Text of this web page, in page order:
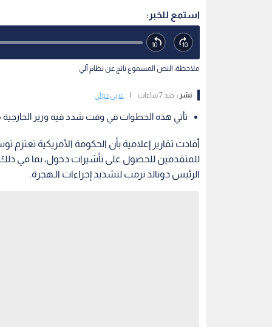
استمع للخبر:
ملاحظة: النص المسموع ناتج عن نظام آلي
نشر : منذ 7 ساعات عربي دولي
تأتي هذه الخطوات في وقت شدد فيه وزير الخارجية
أفادت تقارير إعلامية بأن الحكومة الأمريكية
للمتقدمين للحصول على تأشيرات دخول، بما في ذلك
الرئيس دونالد ترمب لتشديد إجراءات الـهجرة.